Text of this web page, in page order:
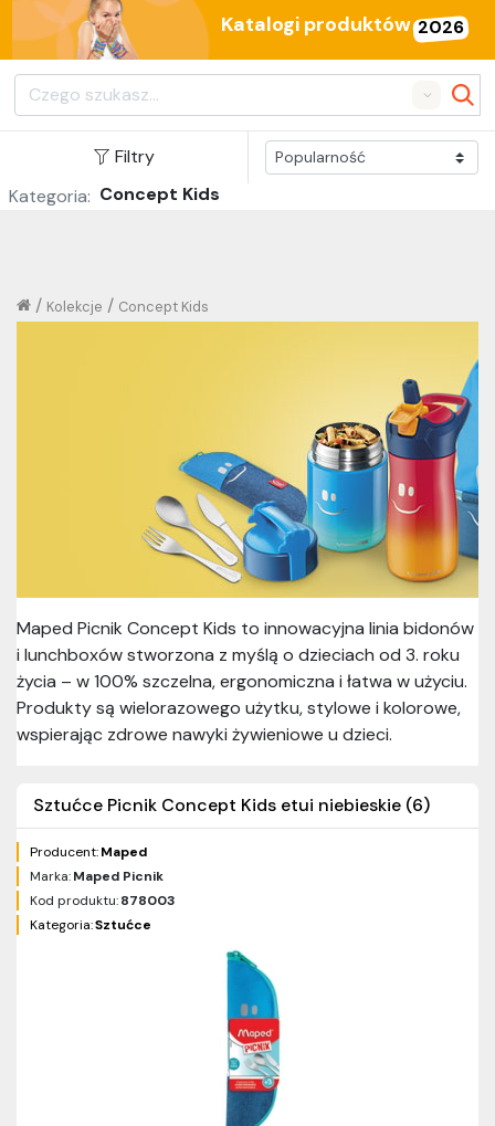
Katalogi produktów 2026
Search
Filtry
Kategoria: Concept Kids
Concept Kids
/
Kolekcje
/
Maped Picnik Concept Kids to innowacyjna linia bidonów
i lunchboxów stworzona z myślą o dzieciach od 3. roku
życia – w 100% szczelna, ergonomiczna i łatwa w użyciu.
Produkty są wielorazowego użytku, stylowe i kolorowe,
wspierając zdrowe nawyki żywieniowe u dzieci.
Sztućce Picnik Concept Kids etui niebieskie (6)
Producent:Maped
Marka:Maped Picnik
Kod produktu:878003
Kategoria:Sztućce